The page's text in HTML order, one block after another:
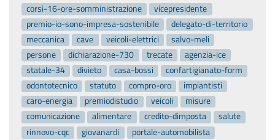
corsi-16-ore-somministrazione
vicepresidente
premio-io-sono-impresa-sostenibile
delegato-di-territorio
meccanica
cave veicoli-elettrici
salvo-meli
persone
dichiarazione-730 trecate
agenzia-ice
statale-34
divieto casa-bossi
confartigianato-form
odontotecnico
statuto compro-oro
impiantisti
caro-energia
premiodistudio veicoli
misure
comunicazione
alimentare credito-dimposta
salute
rinnovo-cqc
giovanardi
portale-automobilista